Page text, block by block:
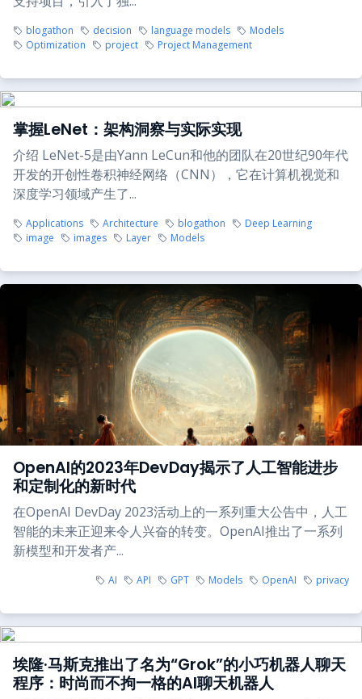
blogathon decision language models
Models
Optimization
project Project Management
掌握LeNet：架构洞察与实际实现
介绍 LeNet-5是由Yann LeCun和他的团队在20世纪90年代
开发的开创性卷积神经网络（CNN），它在计算机视觉和
深度学习领域产生了...
Applications Architecture blogathon
Deep Learning
image
images Layer Models
OpenAI的2023年DevDay揭示了人工智能进步
和定制化的新时代
在OpenAI DevDay 2023活动上的一系列重大公告中，人工
智能的未来正迎来令人兴奋的转变。OpenAI推出了一系列
新模型和开发者产...
AI API GPT Models OpenAI privacy
埃隆·马斯克推出了名为“Grok”的小巧机器人聊天
程序：时尚而不拘一格的AI聊天机器人